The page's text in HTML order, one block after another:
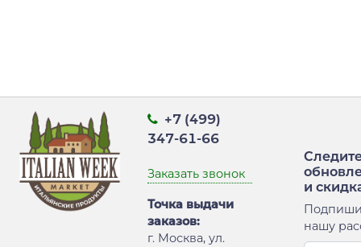
+7 (499)
347-61-66
Заказать звонок
Точка выдачи
заказов:
г. Москва, ул.
и
нашу